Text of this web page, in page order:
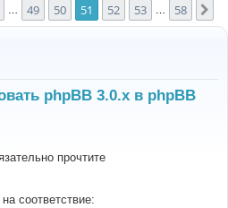
51 из 58
49 50 51 52 53 58
phpBB 3.0.х в phpBB
прочтите
соответствие: